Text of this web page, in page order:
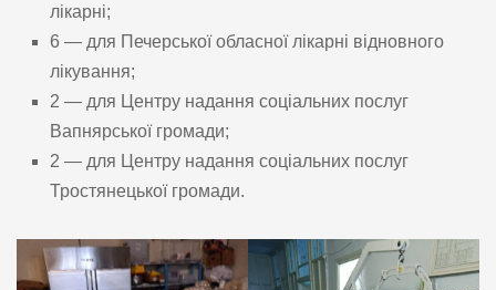
лікарні;
6 — для Печерської обласної лікарні відновного
лікування;
2 — для Центру надання соціальних послуг
Вапнярської громади;
2 — для Центру надання соціальних послуг
Тростянецької громади.